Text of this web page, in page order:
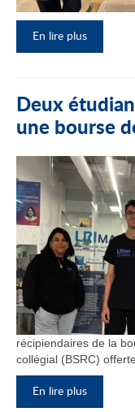
En lire plus
Deux
une bourse
récipiendaires de la
collégial (BSRC)
En lire plus